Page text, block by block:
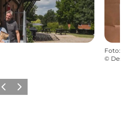
Foto:
©
ZurückWeiter